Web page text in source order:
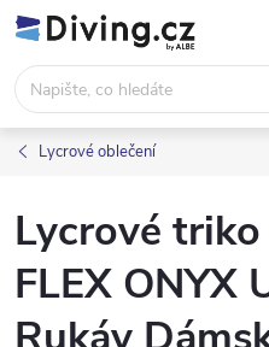
Přejít
na
obsah
Lycrové oblečení
Lycrové
FLEX ONYX